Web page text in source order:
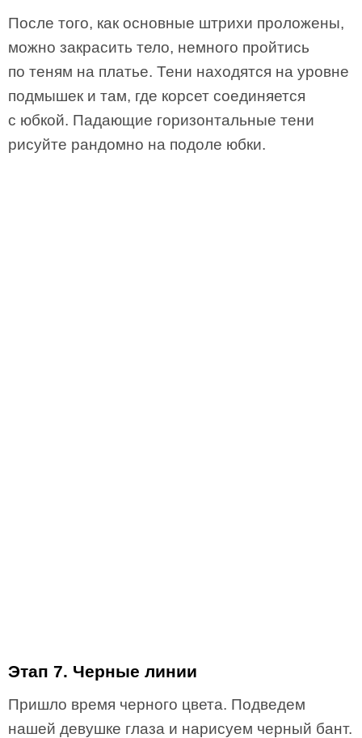
После того, как основные штрихи проложены,
можно закрасить тело, немного пройтись
по теням на платье. Тени находятся на уровне
подмышек и там, где корсет соединяется
с юбкой. Падающие горизонтальные тени
рисуйте рандомно на подоле юбки.
Этап 7. Черные линии
Пришло время черного цвета. Подведем
нашей девушке глаза и нарисуем черный бант.